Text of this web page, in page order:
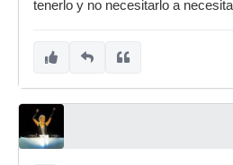
tenerlo y no necesitarlo a